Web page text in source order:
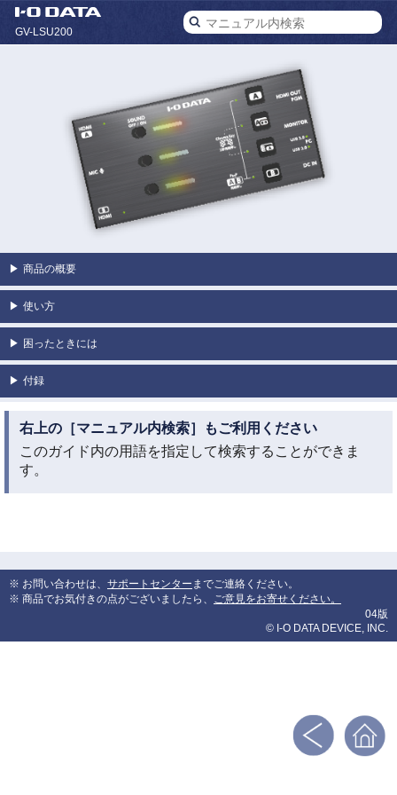
GV-LSU200
▶ 商品の概要
▶ 使い方
▶ 困ったときには
▶ 付録
右上の［マニュアル内検索］もご利用ください
このガイド内の用語を指定して検索することができま
す。
※ お問い合わせは、 サポートセンター までご連絡ください。
※ 商品でお気付きの点がございましたら、 ご意見をお寄せください。
04版
© I-O DATA DEVICE, INC.